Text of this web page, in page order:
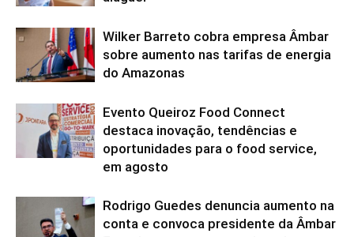
Wilker Barreto cobra empresa Âmbar
sobre aumento nas tarifas de energia
do Amazonas
Evento Queiroz Food Connect
destaca inovação, tendências e
oportunidades para o food service,
em agosto
Rodrigo Guedes denuncia aumento na
conta e convoca presidente da Âmbar